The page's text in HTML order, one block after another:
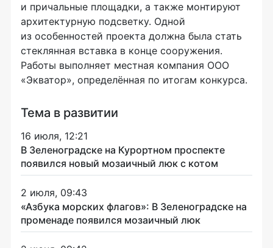
и причальные площадки, а также монтируют
архитектурную подсветку. Одной
из особенностей проекта должна была стать
стеклянная вставка в конце сооружения.
Работы выполняет местная компания ООО
«Экватор», определённая по итогам конкурса.
Тема в развитии
16 июля, 12:21
В Зеленоградске на Курортном проспекте
появился новый мозаичный люк с котом
2 июля, 09:43
«Азбука морских флагов»: В Зеленоградске на
променаде появился мозаичный люк